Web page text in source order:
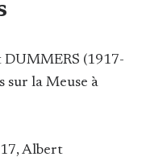
(1917-
sur la Meuse à
Albert